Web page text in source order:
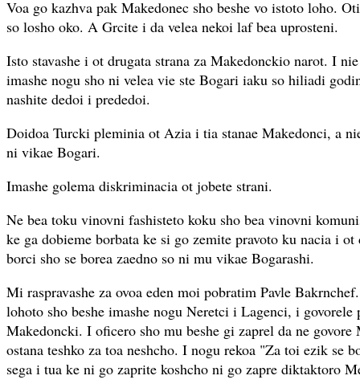
Voa go kazhva pak Makedonec sho beshe vo istoto loho.
so losho oko. A Grcite i da velea nekoi laf bea uprosteni.
Isto stavashe i ot drugata strana za Makedonckio narot. I
imashe nogu sho ni velea vie ste Bogari iaku so hiliadi
nashite dedoi i prededoi.
Doidoa Turcki pleminia ot Azia i tia stanae Makedonci, a
ni vikae Bogari.
Imashe golema diskriminacia ot jobete strani.
Ne bea toku vinovni fashisteto koku sho bea vinovni
ke ga dobieme borbata ke si go zemite pravoto ku nacia i ot
borci sho se borea zaedno so ni mu vikae Bogarashi.
Mi raspravashe za ovoa eden moi pobratim Pavle
lohoto sho beshe imashe nogu Neretci i Lagenci, i govorele
Makedoncki. I oficero sho mu beshe gi zaprel da ne
ostana teshko za toa neshcho. I nogu rekoa "Za toi ezik se
sega i tua ke ni go zaprite koshcho ni go zapre diktaktoro